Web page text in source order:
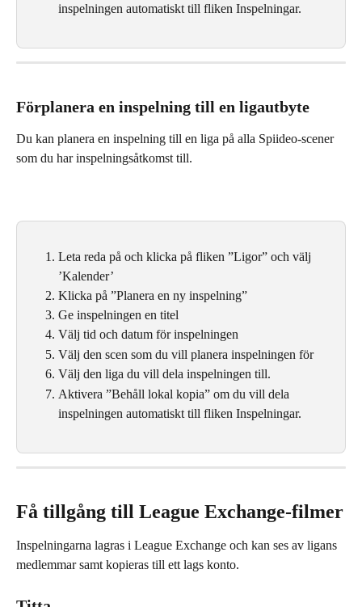
inspelningen automatiskt till fliken Inspelningar.
Förplanera en inspelning till en ligautbyte
Du kan planera en inspelning till en liga på alla Spiideo-scener
som du har inspelningsåtkomst till.
Leta reda på och klicka på fliken ”Ligor” och välj
’Kalender’
Klicka på ”Planera en ny inspelning”
Ge inspelningen en titel
Välj tid och datum för inspelningen
Välj den scen som du vill planera inspelningen för
Välj den liga du vill dela inspelningen till.
Aktivera ”Behåll lokal kopia” om du vill dela
inspelningen automatiskt till fliken Inspelningar.
Få tillgång till League Exchange-filmer
Inspelningarna lagras i League Exchange och kan ses av ligans
medlemmar samt kopieras till ett lags konto.